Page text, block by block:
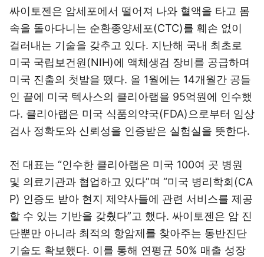
싸이토젠은 암세포에서 떨어져 나와 혈액을 타고 몸
속을 돌아다니는 순환종양세포(CTC)를 훼손 없이
걸러내는 기술을 갖추고 있다. 지난해 국내 최초로
미국 국립보건원(NIH)에 액체생검 장비를 공급하며
미국 진출의 첫발을 뗐다. 올 1월에는 14개월간 공들
인 끝에 미국 텍사스의 클리아랩을 95억원에 인수했
다. 클리아랩은 미국 식품의약국(FDA)으로부터 임상
검사 정확도와 신뢰성을 인증받은 실험실을 뜻한다.
전 대표는 “인수한 클리아랩은 미국 100여 곳 병원
및 의료기관과 협업하고 있다”며 “미국 병리학회(CA
P) 인증도 받아 현지 제약사들에 관련 서비스를 제공
할 수 있는 기반을 갖췄다”고 했다. 싸이토젠은 암 진
단뿐만 아니라 최적의 항암제를 찾아주는 동반진단
기술도 확보했다. 이를 통해 연평균 50% 매출 성장